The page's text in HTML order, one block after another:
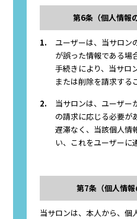
第6条（個人情報
1.
ユーザーは、当サロン
が誤った情報である場
手続きにより、当サロ
または削除を請求する
2.
当サロンは、ユーザー
の請求に応じる必要が
遅滞なく、当該個人情
い、これをユーザーに
第7条（個人情報
当サロンは、本人から、個